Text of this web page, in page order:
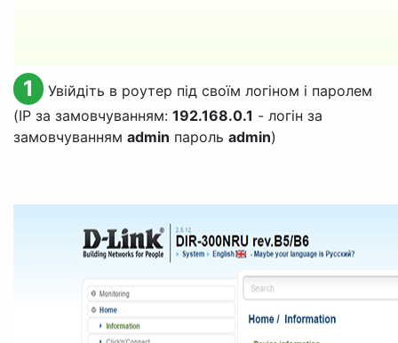
1
Увійдіть в роутер під своїм логіном і паролем
(IP за замовчуванням: 192.168.0.1 - логін за
замовчуванням admin пароль admin)